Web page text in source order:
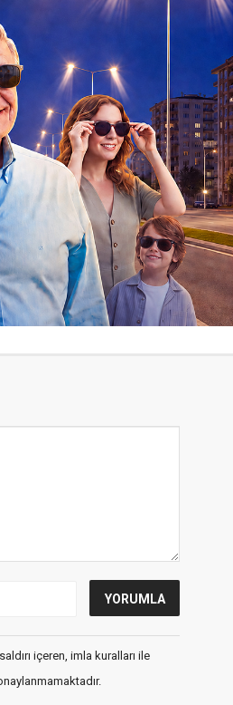
içeren, imla kuralları ile